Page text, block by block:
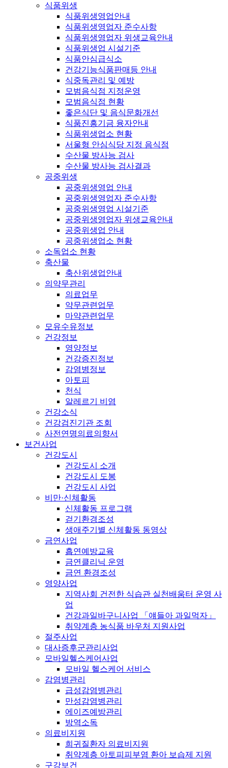
식품위생
식품위생영업안내
식품위생영업자 준수사항
식품위생영업자 위생교육안내
식품위생업 시설기준
식품안심급식소
건강기능식품판매등 안내
식중독관리 및 예방
모범음식점 지정운영
모범음식점 현황
좋은식단 및 음식문화개선
식품진흥기금 융자안내
식품위생업소 현황
서울형 안심식당 지정 음식점
수산물 방사능 검사
수산물 방사능 검사결과
공중위생
공중위생영업 안내
공중위생영업자 준수사항
공중위생영업 시설기준
공중위생영업자 위생교육안내
공중위생업 안내
공중위생업소 현황
소독업소 현황
축산물
축산위생업안내
의약무관리
의료업무
약무관련업무
마약관련업무
모유수유정보
건강정보
영양정보
건강증진정보
감염병정보
아토피
천식
알레르기 비염
건강소식
건강검진기관 조회
사전연명의료의향서
보건사업
건강도시
건강도시 소개
건강도시 도봉
건강도시 사업
비만·신체활동
신체활동 프로그램
걷기환경조성
생애주기별 신체활동 동영상
금연사업
흡연예방교육
금연클리닉 운영
금연 환경조성
영양사업
지역사회 건전한 식습관 실천배움터 운영 사
업
건강과일바구니사업 「얘들아 과일먹자」
취약계층 농식품 바우처 지원사업
절주사업
대사증후군관리사업
모바일헬스케어사업
모바일 헬스케어 서비스
감염병관리
급성감염병관리
만성감염병관리
에이즈예방관리
방역소독
의료비지원
희귀질환자 의료비지원
취약계층 아토피피부염 환아 보습제 지원
구강보건